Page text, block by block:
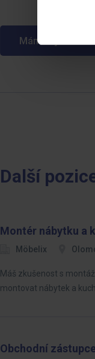
Mám zájem o
Další
Montér nábytku a
Möbelix
Máš zkušenost s
montovat nábytek a
Obchodní